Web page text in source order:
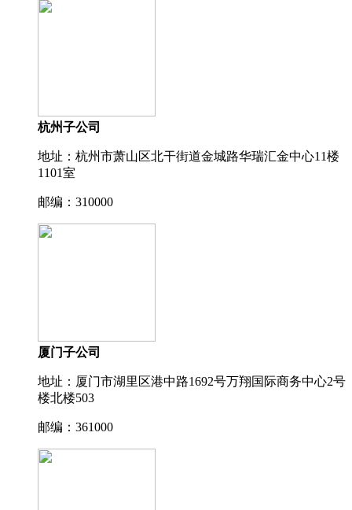
杭州子公司
地址：杭州市萧山区北干街道金城路华瑞汇金中心11楼
1101室
邮编：310000
厦门子公司
地址：厦门市湖里区港中路1692号万翔国际商务中⼼2号
楼北楼503
邮编：361000